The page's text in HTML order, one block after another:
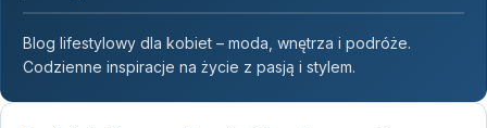
Blog lifestylowy dla kobiet – moda, wnętrza i podróże.
Codzienne inspiracje na życie z pasją i stylem.